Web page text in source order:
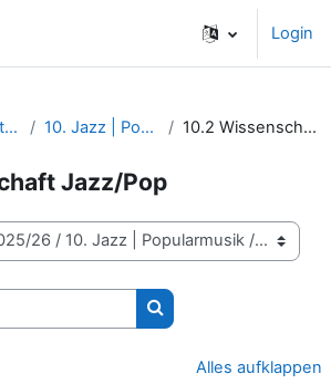
Login
Wintersemester 2025/26 10. Jazz | Popularmusik 10.2 Wissenschaft Jazz/Pop
Jazz/Pop
Kurse suchen
Alles aufklappen